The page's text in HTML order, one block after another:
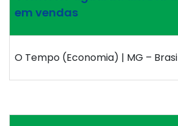
em vendas
O Tempo (Economia) | MG –